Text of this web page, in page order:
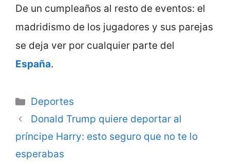
De un cumpleaños al resto de eventos: el
madridismo de los jugadores y sus parejas
se deja ver por cualquier parte del
España.
Categorie
Deportes
Donald Trump quiere deportar al
príncipe Harry: esto seguro que no te lo
esperabas